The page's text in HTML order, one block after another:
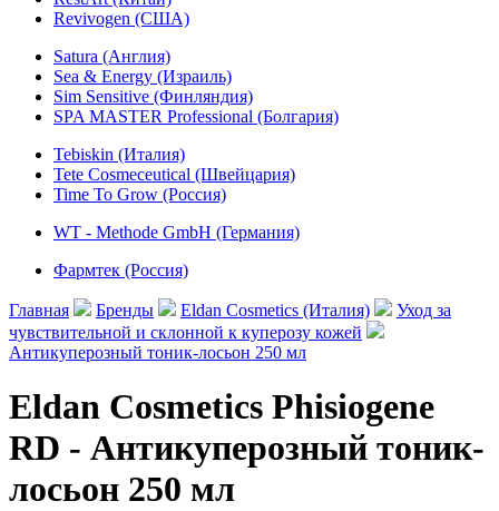
Revivogen (США)
Satura (Англия)
Sea & Energy (Израиль)
Sim Sensitive (Финляндия)
SPA MASTER Professional (Болгария)
Tebiskin (Италия)
Tete Cosmeceutical (Швейцария)
Time To Grow (Россия)
WT - Methode GmbH (Германия)
Фармтек (Россия)
Главная Бренды Eldan Cosmetics (Италия)
Уход за
чувствительной и склонной к куперозу кожей
Антикуперозный тоник-лосьон 250 мл
Eldan Cosmetics Phisiogene
RD - Антикуперозный тоник-
лосьон 250 мл